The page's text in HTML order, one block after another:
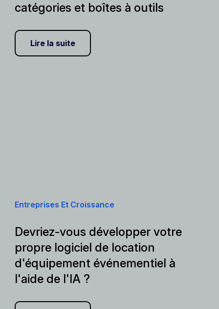
catégories et boîtes à outils
Lire la suite
Entreprises Et Croissance
Devriez-vous développer votre
propre logiciel de location
d'équipement événementiel à
l'aide de l'IA ?